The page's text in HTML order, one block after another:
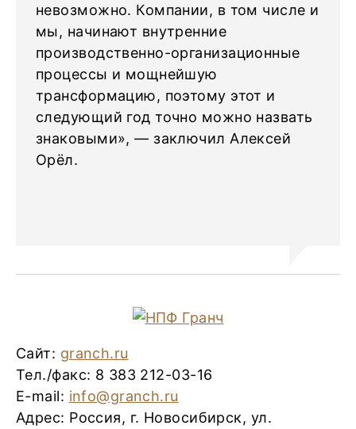
невозможно. Компании, в том числе и
мы, начинают внутренние
производственно-организационные
процессы и мощнейшую
трансформацию, поэтому этот и
следующий год точно можно назвать
знаковыми», — заключил Алексей
Орёл.
Сайт: granch.ru
Тел./факс: 8 383 212-03-16
E-mail: info@granch.ru
Адрес: Россия, г. Новосибирск, ул.